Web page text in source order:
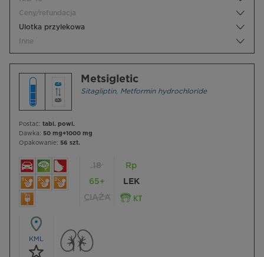
Ceny/refundacja
Ulotka przylekowa
Inne
Metsigletic
Sitagliptin, Metformin hydrochloride
Postać: tabl. powl.
Dawka: 50 mg+1000 mg
Opakowanie: 56 szt.
18
65+
CIĄŻA
Rp
LEK
KML